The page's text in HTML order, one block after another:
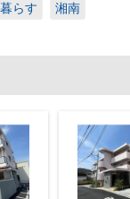
らす 湘南